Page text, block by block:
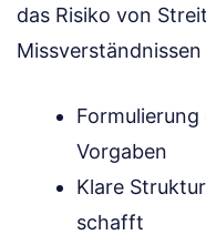
das Risiko von
Vorgaben
Klare
schafft